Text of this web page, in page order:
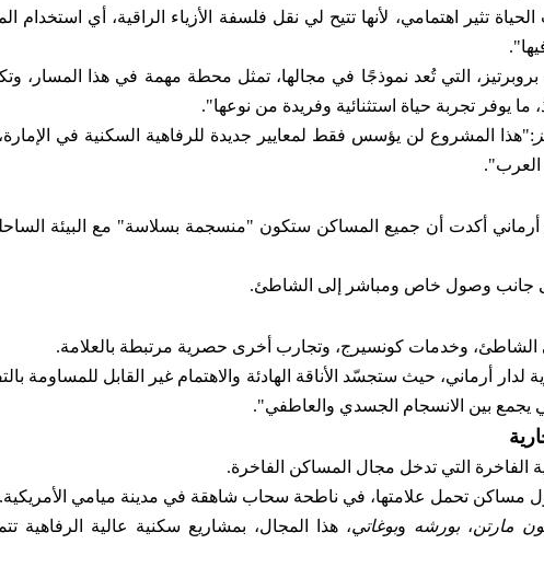
تثير اهتمامي، لأنها تتيح لي نقل فلسفة الأزياء الراقية، أي استخدام
".
التي تُعد نموذجًا في مجالها، تمثل محطة مهمة في هذا المسار،
يوفر تجربة حياة استثنائية وفريدة من نوعها".
:"هذا المشروع لن يؤسس فقط لمعايير جديدة للرفاهية السكنية في
العرب".
أكدت أن جميع المساكن ستكون "منسجمة بسلاسة" مع البيئة
جانب وصول خاص ومباشر إلى الشاطئ.
وخدمات كونسيرج، وتجارب أخرى حصرية مرتبطة بالعلامة.
أرماني، حيث ستجسّد الأناقة الهادئة والاهتمام غير القابل للمساومة
يجمع بين الانسجام الجسدي والعاطفي".
الفاخرة التي تدخل مجال المساكن الفاخرة.
تحمل علامتها، في ناطحة سحاب شاهقة في مدينة ميامي الأمريكية.
مارتن،بورشه وبوغاتي، هذا المجال، بمشاريع سكنية عالية الرفاهية